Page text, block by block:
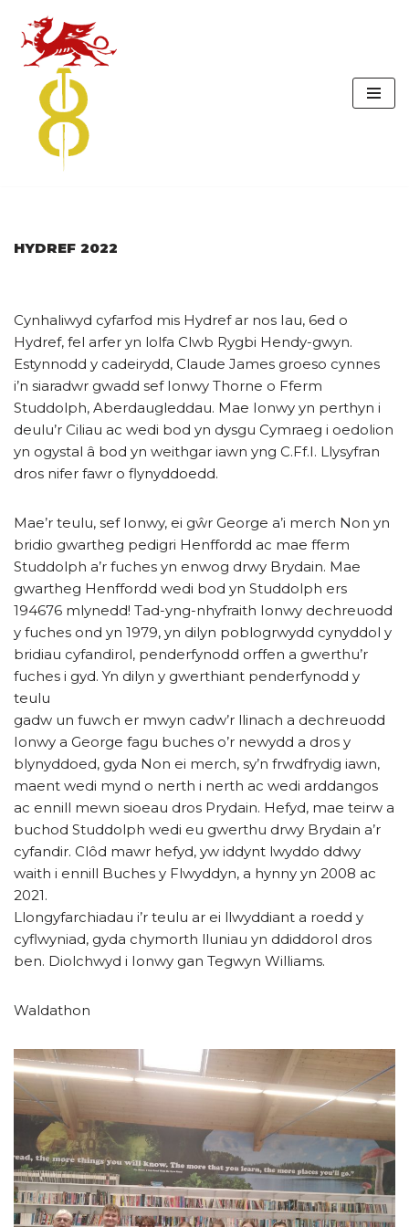
Skip
to
content
HYDREF 2022
Cynhaliwyd cyfarfod mis Hydref ar nos Iau, 6ed o
Hydref, fel arfer yn lolfa Clwb Rygbi Hendy-gwyn.
Estynnodd y cadeirydd, Claude James groeso cynnes
i’n siaradwr gwadd sef Ionwy Thorne o Fferm
Studdolph, Aberdaugleddau. Mae Ionwy yn perthyn i
deulu’r Ciliau ac wedi bod yn dysgu Cymraeg i oedolion
yn ogystal â bod yn weithgar iawn yng C.Ff.I. Llysyfran
dros nifer fawr o flynyddoedd.
Mae’r teulu, sef Ionwy, ei gŵr George a’i merch Non yn
bridio gwartheg pedigri Henffordd ac mae fferm
Studdolph a’r fuches yn enwog drwy Brydain. Mae
gwartheg Henffordd wedi bod yn Studdolph ers
194676 mlynedd! Tad-yng-nhyfraith Ionwy dechreuodd
y fuches ond yn 1979, yn dilyn poblogrwydd cynyddol y
bridiau cyfandirol, penderfynodd orffen a gwerthu’r
fuches i gyd. Yn dilyn y gwerthiant penderfynodd y
teulu
gadw un fuwch er mwyn cadw’r llinach a dechreuodd
Ionwy a George fagu buches o’r newydd a dros y
blynyddoed, gyda Non ei merch, sy’n frwdfrydig iawn,
maent wedi mynd o nerth i nerth ac wedi arddangos
ac ennill mewn sioeau dros Prydain. Hefyd, mae teirw a
buchod Studdolph wedi eu gwerthu drwy Brydain a’r
cyfandir. Clôd mawr hefyd, yw iddynt lwyddo ddwy
waith i ennill Buches y Flwyddyn, a hynny yn 2008 ac
2021.
Llongyfarchiadau i’r teulu ar ei llwyddiant a roedd y
cyflwyniad, gyda chymorth lluniau yn ddiddorol dros
ben. Diolchwyd i Ionwy gan Tegwyn Williams.
Waldathon